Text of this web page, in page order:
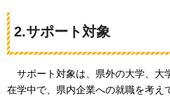
2.サポート対象
サポート対象は、県外の大学、大
在学中で、県内企業への就職を考え